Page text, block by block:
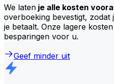
We laten je alle kosten
overboeking bevestigt,
je betaalt. Onze lagere
besparingen voor u.
Geef minder uit